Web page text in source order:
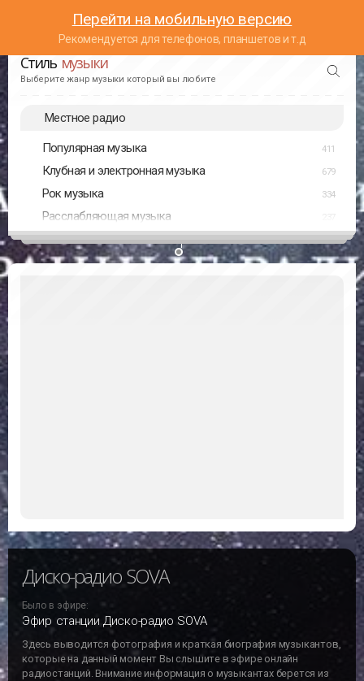
Перейти на мобильную версию
Рекомендуется для телефонов, планшетов и т.д
Стиль музыки
Выберите жанр музыки который вы любите
Местное радио
Популярная музыка 411
Клубная и электронная музыка 679
Рок музыка 334
Расслабляющая музыка
Диско-радио SOVA
Было в эфире:
Эфир станции Диско-радио SOVA
Здесь выводится фотография и краткая биография музыкантов,
которые на данный момент Вы слышите в эфире онлайн
радиостанций. Внимание информация о музыкантах берется из